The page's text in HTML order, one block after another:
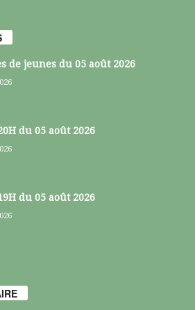
de jeunes du 05 août 2026
du 05 août 2026
du 05 août 2026